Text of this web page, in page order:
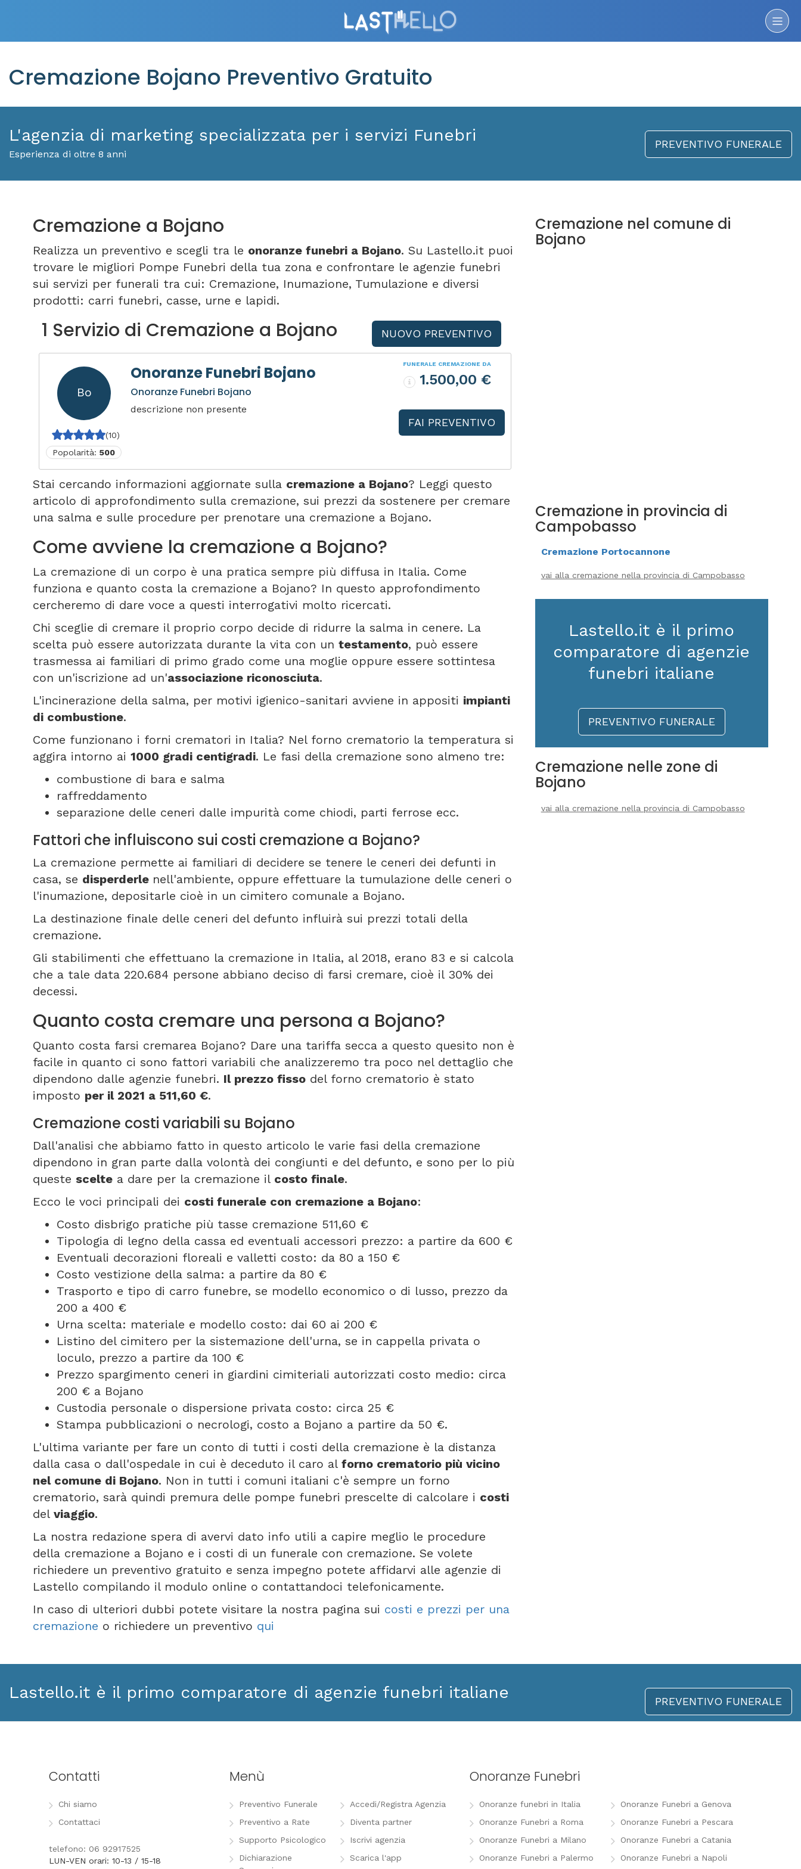
Cremazione Bojano Preventivo Gratuito
L'agenzia di marketing specializzata per i servizi Funebri
Esperienza di oltre 8 anni
PREVENTIVO FUNERALE
Cremazione a Bojano
Realizza un preventivo e scegli tra le onoranze funebri a Bojano. Su Lastello.it puoi
trovare le migliori Pompe Funebri della tua zona e confrontare le agenzie funebri
sui servizi per funerali tra cui: Cremazione, Inumazione, Tumulazione e diversi
prodotti: carri funebri, casse, urne e lapidi.
1 Servizio di Cremazione a Bojano NUOVO PREVENTIVO
Bo
(10)
Popolarità: 500
Onoranze Funebri Bojano
Onoranze Funebri Bojano
descrizione non presente
FUNERALE CREMAZIONE DA
1.500,00 €
FAI PREVENTIVO
Stai cercando informazioni aggiornate sulla cremazione a Bojano? Leggi questo
articolo di approfondimento sulla cremazione, sui prezzi da sostenere per cremare
una salma e sulle procedure per prenotare una cremazione a Bojano.
Come avviene la cremazione a Bojano?
La cremazione di un corpo è una pratica sempre più diffusa in Italia. Come
funziona e quanto costa la cremazione a Bojano? In questo approfondimento
cercheremo di dare voce a questi interrogativi molto ricercati.
Chi sceglie di cremare il proprio corpo decide di ridurre la salma in cenere. La
scelta può essere autorizzata durante la vita con un testamento, può essere
trasmessa ai familiari di primo grado come una moglie oppure essere sottintesa
con un'iscrizione ad un'associazione riconosciuta.
L'incinerazione della salma, per motivi igienico-sanitari avviene in appositi impianti
di combustione.
Come funzionano i forni crematori in Italia? Nel forno crematorio la temperatura si
aggira intorno ai 1000 gradi centigradi. Le fasi della cremazione sono almeno tre:
combustione di bara e salma
raffreddamento
separazione delle ceneri dalle impurità come chiodi, parti ferrose ecc.
Fattori che influiscono sui costi cremazione a Bojano?
La cremazione permette ai familiari di decidere se tenere le ceneri dei defunti in
casa, se disperderle nell'ambiente, oppure effettuare la tumulazione delle ceneri o
l'inumazione, depositarle cioè in un cimitero comunale a Bojano.
La destinazione finale delle ceneri del defunto influirà sui prezzi totali della
cremazione.
Gli stabilimenti che effettuano la cremazione in Italia, al 2018, erano 83 e si calcola
che a tale data 220.684 persone abbiano deciso di farsi cremare, cioè il 30% dei
decessi.
Quanto costa cremare una persona a Bojano?
Quanto costa farsi cremarea Bojano? Dare una tariffa secca a questo quesito non è
facile in quanto ci sono fattori variabili che analizzeremo tra poco nel dettaglio che
dipendono dalle agenzie funebri. Il prezzo fisso del forno crematorio è stato
imposto per il 2021 a 511,60 €.
Cremazione costi variabili su Bojano
Dall'analisi che abbiamo fatto in questo articolo le varie fasi della cremazione
dipendono in gran parte dalla volontà dei congiunti e del defunto, e sono per lo più
queste scelte a dare per la cremazione il costo finale.
Ecco le voci principali dei costi funerale con cremazione a Bojano:
Costo disbrigo pratiche più tasse cremazione 511,60 €
Tipologia di legno della cassa ed eventuali accessori prezzo: a partire da 600 €
Eventuali decorazioni floreali e valletti costo: da 80 a 150 €
Costo vestizione della salma: a partire da 80 €
Trasporto e tipo di carro funebre, se modello economico o di lusso, prezzo da
200 a 400 €
Urna scelta: materiale e modello costo: dai 60 ai 200 €
Listino del cimitero per la sistemazione dell'urna, se in cappella privata o
loculo, prezzo a partire da 100 €
Prezzo spargimento ceneri in giardini cimiteriali autorizzati costo medio: circa
200 € a Bojano
Custodia personale o dispersione privata costo: circa 25 €
Stampa pubblicazioni o necrologi, costo a Bojano a partire da 50 €.
L'ultima variante per fare un conto di tutti i costi della cremazione è la distanza
dalla casa o dall'ospedale in cui è deceduto il caro al forno crematorio più vicino
nel comune di Bojano. Non in tutti i comuni italiani c'è sempre un forno
crematorio, sarà quindi premura delle pompe funebri prescelte di calcolare i costi
del viaggio.
La nostra redazione spera di avervi dato info utili a capire meglio le procedure
della cremazione a Bojano e i costi di un funerale con cremazione. Se volete
richiedere un preventivo gratuito e senza impegno potete affidarvi alle agenzie di
Lastello compilando il modulo online o contattandoci telefonicamente.
In caso di ulteriori dubbi potete visitare la nostra pagina sui costi e prezzi per una
cremazione o richiedere un preventivo qui
Cremazione nel comune di
Bojano
Cremazione in provincia di
Campobasso
Cremazione Portocannone
vai alla cremazione nella provincia di Campobasso
Lastello.it è il primo
comparatore di agenzie
funebri italiane
PREVENTIVO FUNERALE
Cremazione nelle zone di
Bojano
vai alla cremazione nella provincia di Campobasso
Lastello.it è il primo comparatore di agenzie funebri italiane PREVENTIVO FUNERALE
Contatti
Chi siamo
Contattaci
telefono: 06 92917525
LUN-VEN orari: 10-13 / 15-18
Menù
Preventivo Funerale
Preventivo a Rate
Supporto Psicologico
Dichiarazione
Accedi/Registra Agenzia
Diventa partner
Iscrivi agenzia
Scarica l'app
Onoranze Funebri
Onoranze funebri in Italia
Onoranze Funebri a Roma
Onoranze Funebri a Milano
Onoranze Funebri a Palermo
Onoranze Funebri a Genova
Onoranze Funebri a Pescara
Onoranze Funebri a Catania
Onoranze Funebri a Napoli